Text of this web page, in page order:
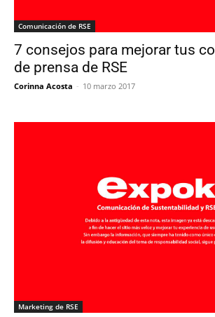
Comunicación de RSE
7 consejos para mejorar tus
de prensa de RSE
Corinna Acosta - 10 marzo 2017
Marketing de RSE